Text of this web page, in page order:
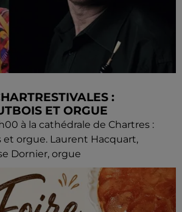
:
ET ORGUE
à la cathédrale de Chartres :
orgue. Laurent Hacquart,
Dornier, orgue